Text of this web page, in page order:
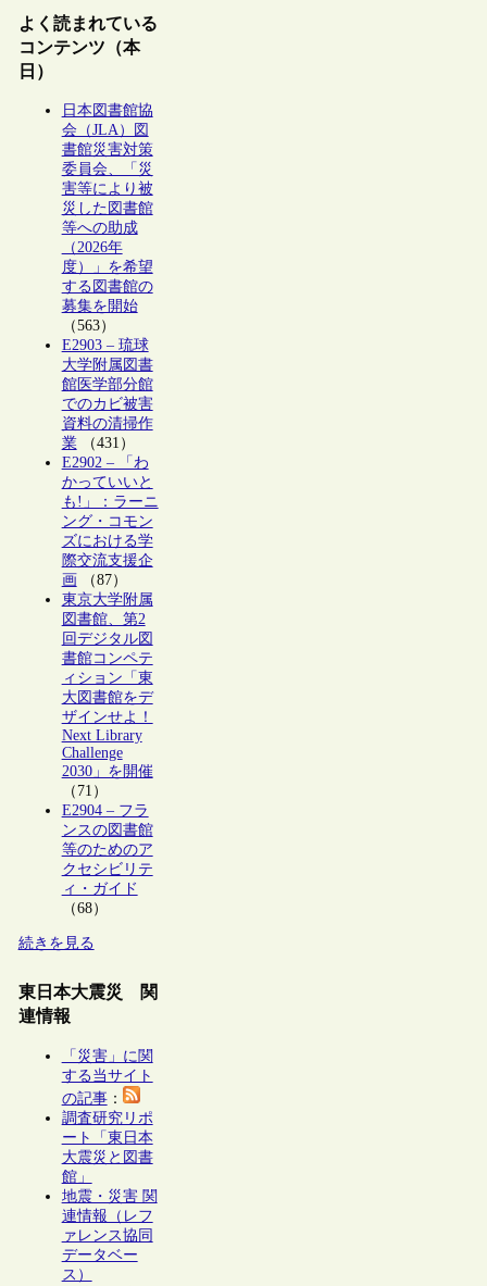
よく読まれている
コンテンツ（本
日）
日本図書館協
会（JLA）図
書館災害対策
委員会、「災
害等により被
災した図書館
等への助成
（2026年
度）」を希望
する図書館の
募集を開始
（563）
E2903 – 琉球
大学附属図書
館医学部分館
でのカビ被害
資料の清掃作
業（431）
E2902 – 「わ
かっていいと
も!」：ラーニ
ング・コモン
ズにおける学
際交流支援企
画 （87）
東京大学附属
図書館、第2
回デジタル図
書館コンペテ
ィション「東
大図書館をデ
ザインせよ！
Next Library
Challenge
2030」を開催
（71）
E2904 – フラ
ンスの図書館
等のためのア
クセシビリテ
ィ・ガイド
（68）
続きを見る
東日本大震災 関
連情報
「災害」に関
する当サイト
の記事：
調査研究リポ
ート「東日本
大震災と図書
館」
地震・災害 関
連情報（レフ
ァレンス協同
データベー
ス）